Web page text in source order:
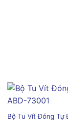
Bộ Tu Vít Đóng Tự